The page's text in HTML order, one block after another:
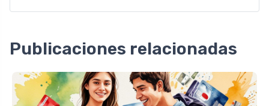
Publicaciones relacionadas